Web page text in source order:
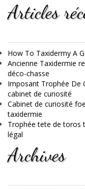
Articles
How To Taxidermy A
Ancienne Taxidermie
déco-chasse
Imposant Trophée De
cabinet de curiosité
Cabinet de curiosité
taxidermie
Trophée tete de toros
légal
Archives